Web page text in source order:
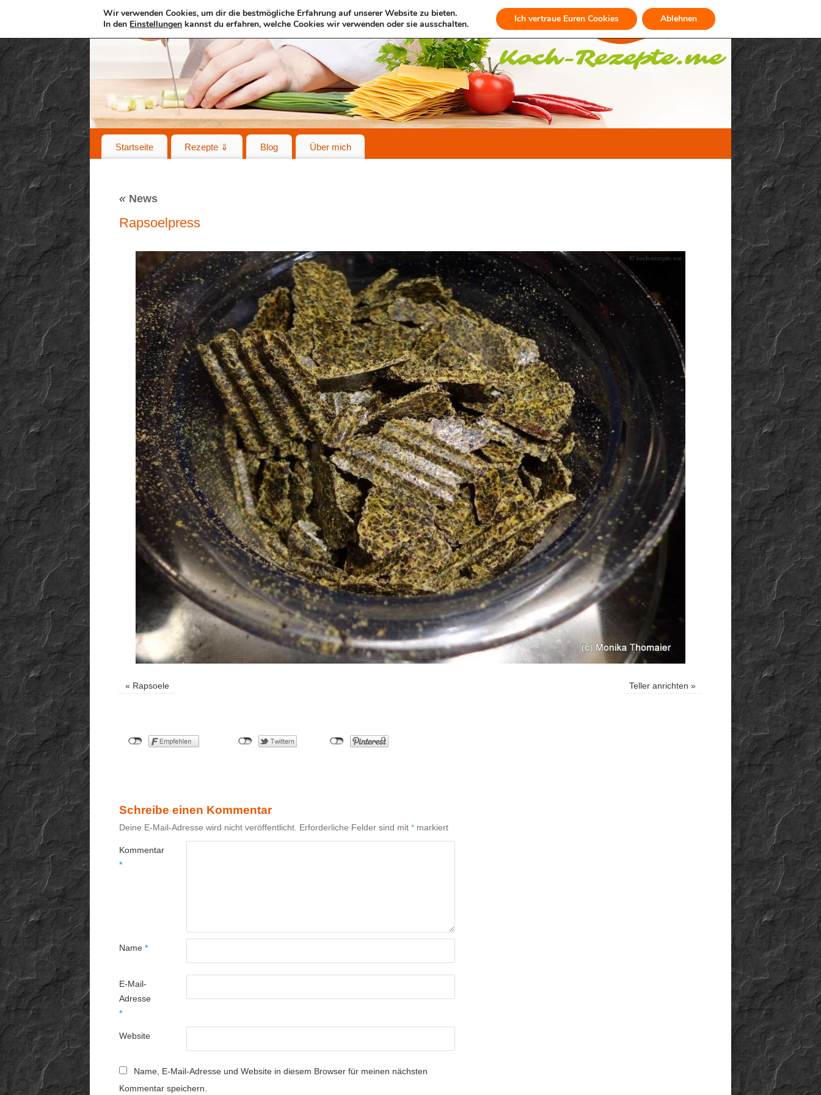
Startseite Rezepte ⇓ Blog Über mich
« News
Rapsoelpress
« Rapsoele Teller anrichten »
Schreibe einen Kommentar
Deine E-Mail-Adresse wird nicht veröffentlicht. Erforderliche Felder sind mit * markiert
Kommentar
*
Name *
E-Mail-
Adresse
*
Website
Name, E-Mail-Adresse und Website in diesem Browser für meinen nächsten
Kommentar speichern.
Wir verwenden Cookies, um dir die bestmögliche Erfahrung auf unserer Website zu bieten.
In den Einstellungen kannst du erfahren, welche Cookies wir verwenden oder sie ausschalten. Ich vertraue Euren Cookies Ablehnen